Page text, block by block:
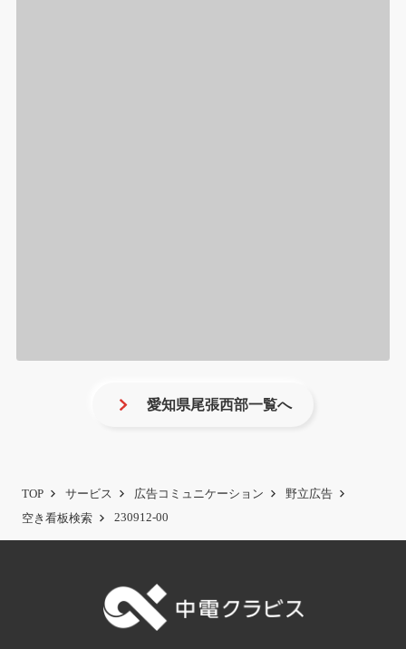
愛知県尾張西部一覧へ
TOP サービス 広告コミュニケーション
野立広告
空き看板検索
230912‐00